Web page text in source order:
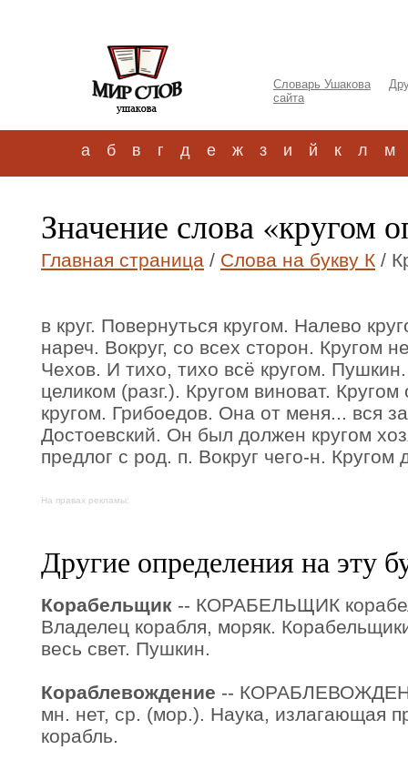
Словарь Ушакова
сайта
а б в г д е ж з и й к л м
Значение слова «кругом
Главная страница / Слова на букву К /
в круг. Повернуться кругом. Налево
нареч. Вокруг, со всех сторон. Кругом
Чехов. И тихо, тихо всё кругом.
целиком (разг.). Кругом виноват.
кругом. Грибоедов. Она от меня... вся
Достоевский. Он был должен кругом
предлог с род. п. Вокруг чего-н.
На правах рекламы:
Другие определения на эту
Корабельщик -- КОРАБЕЛЬЩИК
Владелец корабля, моряк.
весь свет. Пушкин.
Кораблевождение --
мн. нет, ср. (мор.). Наука, излагающая
корабль.